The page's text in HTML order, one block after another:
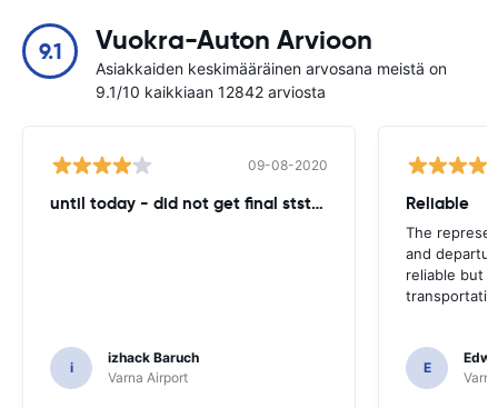
9.1 Vuokra-Auton Arvioon
Asiakkaiden keskimääräinen arvosana meistä on
9.1/10 kaikkiaan 12842 arviosta
09-08-2020
until today - did not get final ststemant of the rent !!
i
izhack Baruch
Varna Airport
Reliable
The
and
reliable but
E